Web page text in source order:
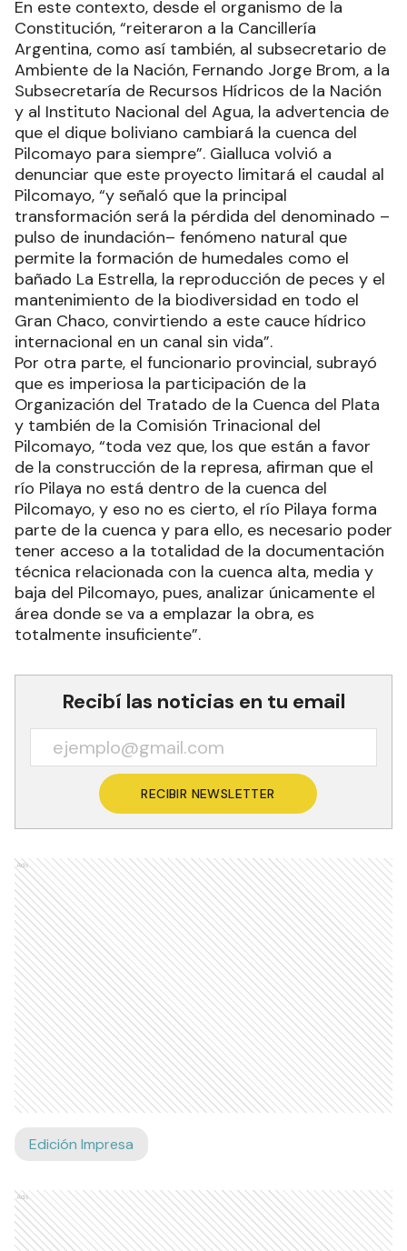
En este contexto, desde el organismo de la
Constitución, “reiteraron a la Cancillería
Argentina, como así también, al subsecretario de
Ambiente de la Nación, Fernando Jorge Brom, a la
Subsecretaría de Recursos Hídricos de la Nación
y al Instituto Nacional del Agua, la advertencia de
que el dique boliviano cambiará la cuenca del
Pilcomayo para siempre”. Gialluca volvió a
denunciar que este proyecto limitará el caudal al
Pilcomayo, “y señaló que la principal
transformación será la pérdida del denominado –
pulso de inundación– fenómeno natural que
permite la formación de humedales como el
bañado La Estrella, la reproducción de peces y el
mantenimiento de la biodiversidad en todo el
Gran Chaco, convirtiendo a este cauce hídrico
internacional en un canal sin vida”.
Por otra parte, el funcionario provincial, subrayó
que es imperiosa la participación de la
Organización del Tratado de la Cuenca del Plata
y también de la Comisión Trinacional del
Pilcomayo, “toda vez que, los que están a favor
de la construcción de la represa, afirman que el
río Pilaya no está dentro de la cuenca del
Pilcomayo, y eso no es cierto, el río Pilaya forma
parte de la cuenca y para ello, es necesario poder
tener acceso a la totalidad de la documentación
técnica relacionada con la cuenca alta, media y
baja del Pilcomayo, pues, analizar únicamente el
área donde se va a emplazar la obra, es
totalmente insuficiente”.
Recibí las noticias en tu email
RECIBIR NEWSLETTER
Ads
Edición Impresa
Ads